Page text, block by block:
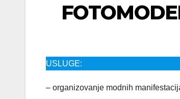
USLUGE:
– organizovanje modnih